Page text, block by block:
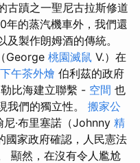
古蹟之一聖尼古拉斯修道
年的蒸汽機車外，我們還
製作朗姆酒的傳統。
George 桃園滅鼠 V.）在
下午茶外燴 伯利茲的政府
比海建立聯繫 - 空間 也
我們的獨立性。 搬家公
·布里塞諾（Johnny 精
國家政府確認，人民憲法
顯然，在沒有令人尷尬